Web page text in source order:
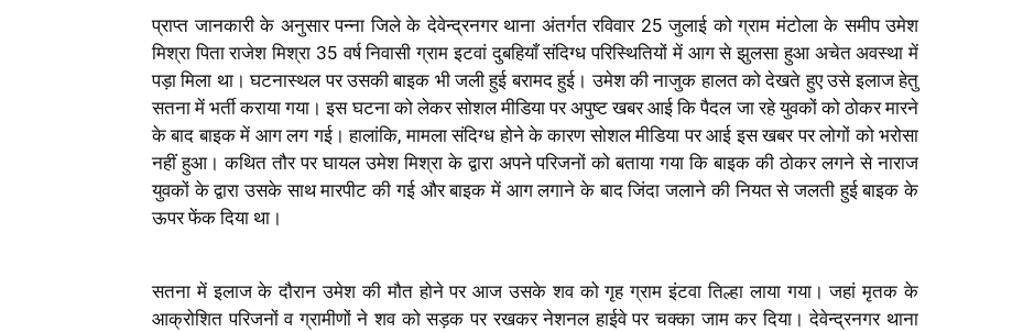
प्राप्त जानकारी के अनुसार पन्ना जिले के देवेन्द्रनगर थाना अंतर्गत रविवार 25 जुलाई को ग्राम मंटोला के समीप उमेश
मिश्रा पिता राजेश मिश्रा 35 वर्ष निवासी ग्राम इटवां दुबहियाँ संदिग्ध परिस्थितियों में आग से झुलसा हुआ अचेत अवस्था में
पड़ा मिला था। घटनास्थल पर उसकी बाइक भी जली हुई बरामद हुई। उमेश की नाजुक हालत को देखते हुए उसे इलाज हेतु
सतना में भर्ती कराया गया। इस घटना को लेकर सोशल मीडिया पर अपुष्ट खबर आई कि पैदल जा रहे युवकों को ठोकर मारने
के बाद बाइक में आग लग गई। हालांकि, मामला संदिग्ध होने के कारण सोशल मीडिया पर आई इस खबर पर लोगों को भरोसा
नहीं हुआ। कथित तौर पर घायल उमेश मिश्रा के द्वारा अपने परिजनों को बताया गया कि बाइक की ठोकर लगने से नाराज
युवकों के द्वारा उसके साथ मारपीट की गई और बाइक में आग लगाने के बाद जिंदा जलाने की नियत से जलती हुई बाइक के
ऊपर फेंक दिया था।
सतना में इलाज के दौरान उमेश की मौत होने पर आज उसके शव को गृह ग्राम इंटवा तिल्हा लाया गया। जहां मृतक के
आक्रोशित परिजनों व ग्रामीणों ने शव को सड़क पर रखकर नेशनल हाईवे पर चक्का जाम कर दिया। देवेन्द्रनगर थाना